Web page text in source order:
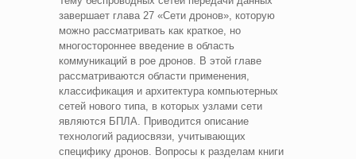
завершает глава 27 «Сети дронов», которую
можно рассматривать как краткое, но
многостороннее введение в область
коммуникаций в рое дронов. В этой главе
рассматриваются области применения,
классификация и архитектура компьютерных
сетей нового типа, в которых узлами сети
являются БПЛА. Приводится описание
технологий радиосвязи, учитывающих
специфику дронов. Вопросы к разделам книги